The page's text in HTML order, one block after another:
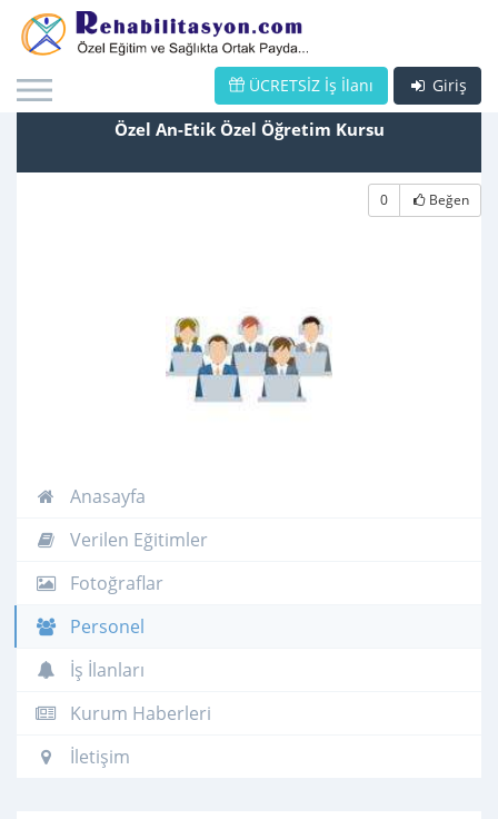
Giriş
ÜCRETSİZ İş İlanı
Özel An-Etik Özel Öğretim Kursu
0 Beğen
Anasayfa
Verilen Eğitimler
Fotoğraflar
Personel
İş İlanları
Kurum Haberleri
İletişim